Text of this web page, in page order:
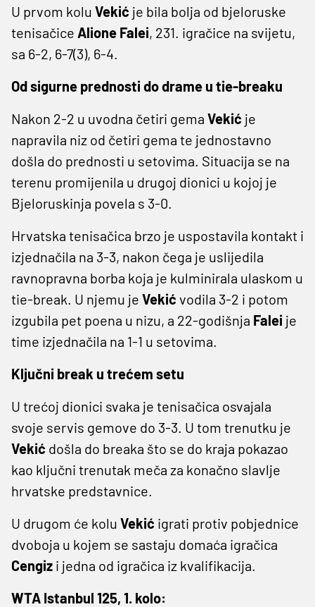
U prvom kolu Vekić je bila bolja od bjeloruske
tenisačice Alione Falei, 231. igračice na svijetu,
sa 6-2, 6-7(3), 6-4.
Od sigurne prednosti do drame u tie-breaku
Nakon 2-2 u uvodna četiri gema Vekić je
napravila niz od četiri gema te jednostavno
došla do prednosti u setovima. Situacija se na
terenu promijenila u drugoj dionici u kojoj je
Bjeloruskinja povela s 3-0.
Hrvatska tenisačica brzo je uspostavila kontakt i
izjednačila na 3-3, nakon čega je uslijedila
ravnopravna borba koja je kulminirala ulaskom u
tie-break. U njemu je Vekić vodila 3-2 i potom
izgubila pet poena u nizu, a 22-godišnja Falei je
time izjednačila na 1-1 u setovima.
Ključni break u trećem setu
U trećoj dionici svaka je tenisačica osvajala
svoje servis gemove do 3-3. U tom trenutku je
Vekić došla do breaka što se do kraja pokazao
kao ključni trenutak meča za konačno slavlje
hrvatske predstavnice.
U drugom će kolu Vekić igrati protiv pobjednice
dvoboja u kojem se sastaju domaća igračica
Cengiz i jedna od igračica iz kvalifikacija.
WTA Istanbul 125, 1. kolo: